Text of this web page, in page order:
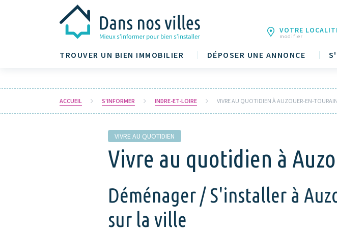
TROUVER UN BIEN IMMOBILIER DÉPOSER UNE ANNONCE
VOTRE
modifier
ACCUEIL S'INFORMER INDRE-ET-LOIRE VIVRE AU QUOTIDIEN À AUZOUER-EN-
VIVRE AU QUOTIDIEN
Vivre au quotidien à
Déménager / S'installer à
sur la ville